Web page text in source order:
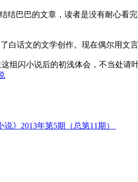
巴巴的文章，读者是没有耐心看完
话文的文学创作。现在偶尔用文言
闪小说后的初浅体会，不当处请叶
说》2013年第5期（总第11期）